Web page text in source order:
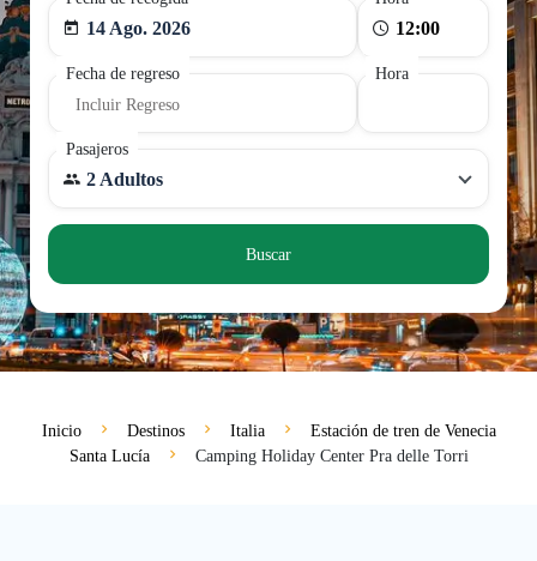
14 Ago. 2026
Fecha de regreso
Incluir Regreso
Hora
Pasajeros
2 Adultos
Buscar
Inicio Destinos Italia
Estación de tren de Venecia
Santa Lucía
Camping Holiday Center Pra delle Torri